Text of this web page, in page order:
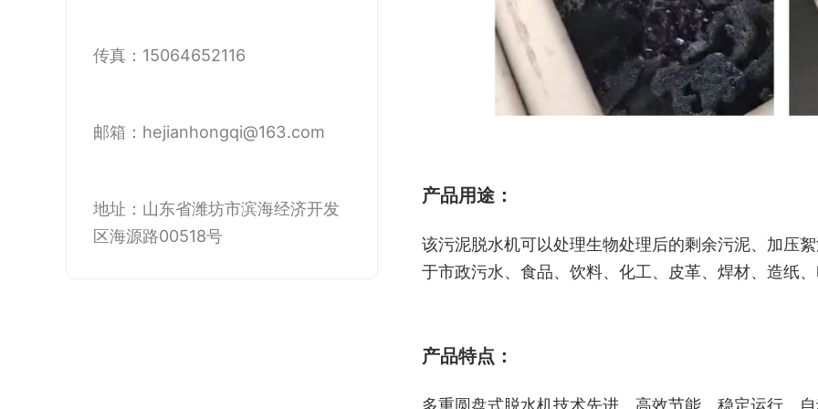
传真：15064652116
邮箱：hejianhongqi@163.com
地址：山东省潍坊市滨海经济开发
区海源路00518号
产品用途：
该污泥脱水机可以处理生物处理后的剩余污泥、加压
于市政污水、食品、饮料、化工、皮革、焊材、造纸
产品特点：
多重圆盘式脱水机技术先进、高效节能、稳定运行、